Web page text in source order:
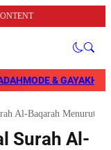
MODE & GAYA
Al-Baqarah Menurut
Surah Al-